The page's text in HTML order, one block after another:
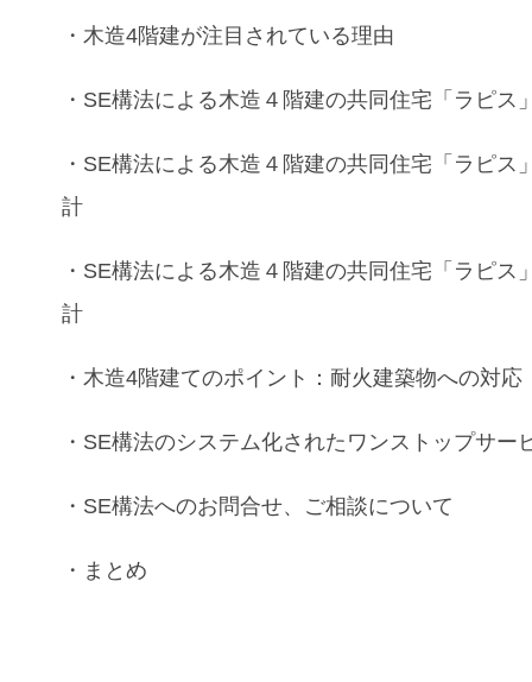
・木造4階建が注目されている理由
・ SE構法による木造４階建の共同住宅 「ラピス
・ SE構法による木造４階建の共同住宅 「ラピス
計
・ SE構法による木造４階建の共同住宅 「ラピス
計
・木造4階建てのポイント： 耐火建築物への対応
・ SE構法のシステム化された ワンストップサー
・ SE構法へのお問合せ、ご相談について
・まとめ